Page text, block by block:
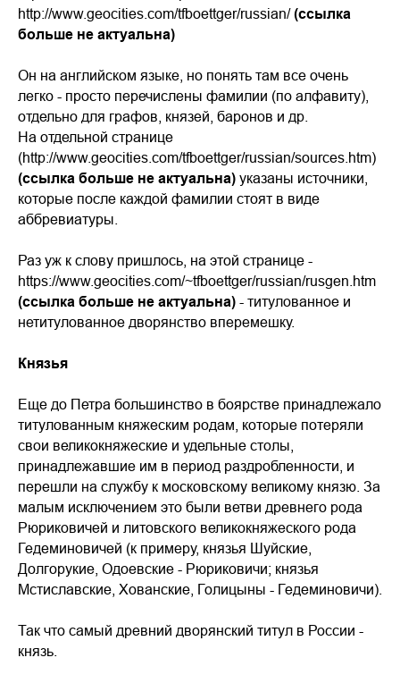
http://www.geocities.com/tfboettger/russian/(ссылка
больше не актуальна)
Он на английском языке, но понять там все очень
легко - просто перечислены фамилии (по алфавиту),
отдельно для графов, князей, баронов и др.
На отдельной странице
(http://www.geocities.com/tfboettger/russian/sources.htm)
(ссылка больше не актуальна) указаны источники,
которые после каждой фамилии стоят в виде
аббревиатуры.
Раз уж к слову пришлось, на этой странице -
https://www.geocities.com/~tfboettger/russian/rusgen.htm
(ссылка больше не актуальна) - титулованное и
нетитулованное дворянство вперемешку.
Князья
Еще до Петра большинство в боярстве принадлежало
титулованным княжеским родам, которые потеряли
свои великокняжеские и удельные столы,
принадлежавшие им в период раздробленности, и
перешли на службу к московскому великому князю. За
малым исключением это были ветви древнего рода
Рюриковичей и литовского великокняжеского рода
Гедеминовичей (к примеру, князья Шуйские,
Долгорукие, Одоевские - Рюриковичи; князья
Мстиславские, Хованские, Голицыны - Гедеминовичи).
Так что самый древний дворянский титул в России -
князь.